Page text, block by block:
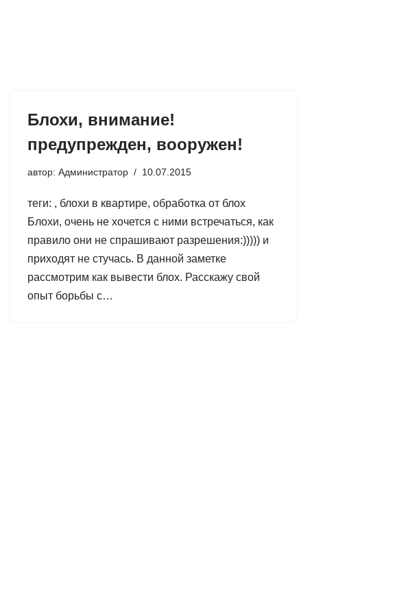
Блохи, внимание!
предупрежден, вооружен!
автор: Администратор 10.07.2015
теги: , блохи в квартире, обработка от блох
Блохи, очень не хочется с ними встречаться, как
правило они не спрашивают разрешения:))))) и
приходят не стучась. В данной заметке
рассмотрим как вывести блох. Расскажу свой
опыт борьбы с…